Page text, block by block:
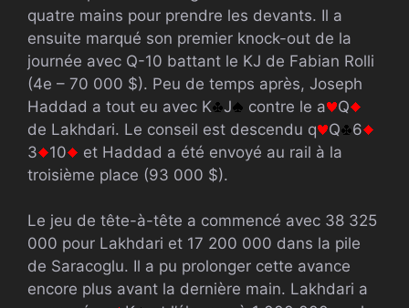
quatre mains pour prendre les devants. Il a
ensuite marqué son premier knock-out de la
journée avec Q-10 battant le KJ de Fabian Rolli
(4e – 70 000 $). Peu de temps après, Joseph
Haddad a tout eu avec K
J contre le a
Q
de Lakhdari. Le conseil est descendu q
Q
6
3
10
et Haddad a été envoyé au rail à la
troisième place (93 000 $).
Le jeu de tête-à-tête a commencé avec 38 325
000 pour Lakhdari et 17 200 000 dans la pile
de Saracoglu. Il a pu prolonger cette avance
encore plus avant la dernière main. Lakhdari a